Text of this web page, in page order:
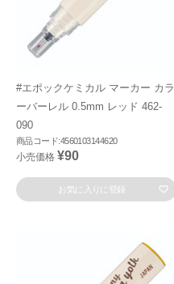
#エポックケミカル マーカー カラ
ーバーレル 0.5mm レッド 462-
090
商品コード:4560103144620
小売価格 ¥90
お気に入りに登録